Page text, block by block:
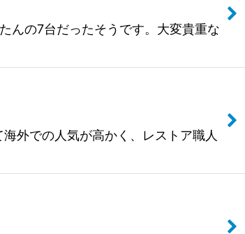
んの7台だったそうです。大変貴重な
外での人気が高かく、レストア職人